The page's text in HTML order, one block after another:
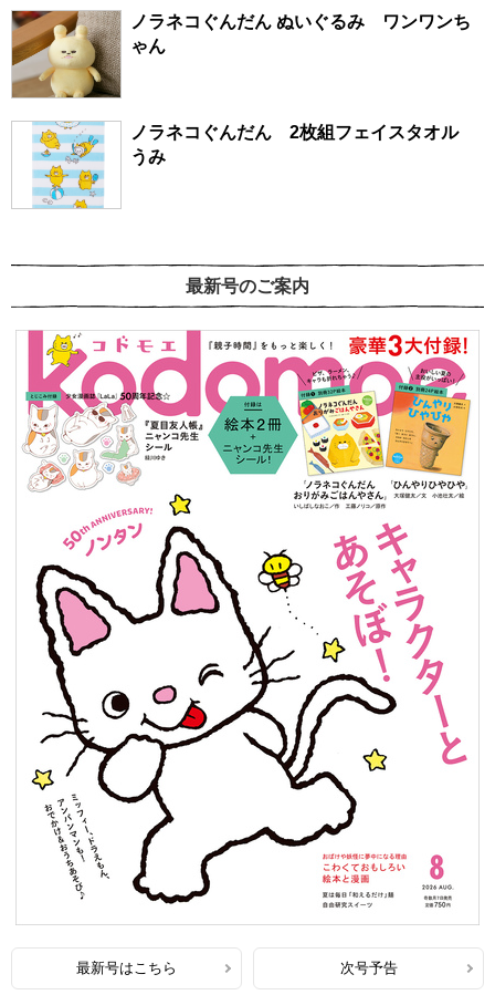
ノラネコぐんだん ぬいぐるみ ワンワンち
ゃん
ノラネコぐんだん 2枚組フェイスタオル
うみ
最新号のご案内
最新号はこちら 次号予告